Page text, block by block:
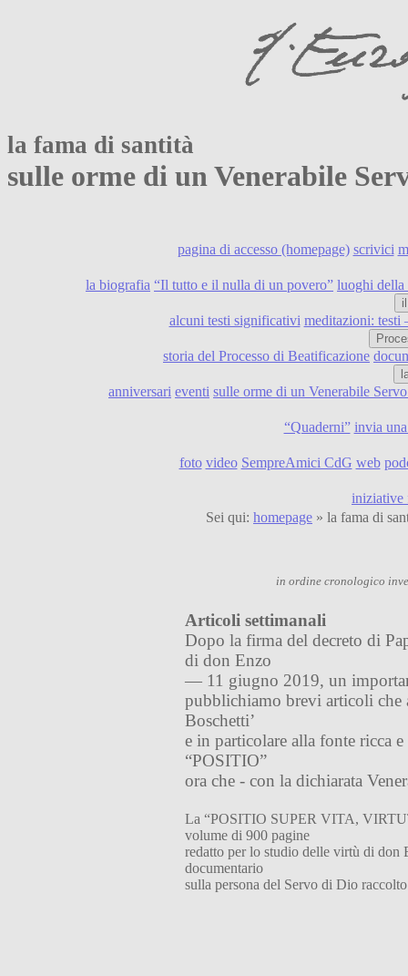
la fama di santità
sulle orme di un Venerabile
pagina di accesso (homepage) scrivici
la biografia “Il tutto e il nulla di un povero” luoghi della
alcuni testi significativi meditazioni: testi
storia del Processo di Beatificazione
anniversari eventi sulle orme di un Venerabile
“Quaderni” invia
foto video SempreAmici CdG web
iniziative
Sei qui: homepage » la fama di
in ordine cronologico
Articoli settimanali
Dopo la firma del decreto di
di don Enzo
— 11 giugno 2019, un
pubblichiamo brevi articoli che
Boschetti’
e in particolare alla fonte ricca
“POSITIO”
ora che - con la dichiarata
La “POSITIO SUPER VITA,
volume di 900 pagine
redatto per lo studio delle virtù di don
documentario
sulla persona del Servo di Dio